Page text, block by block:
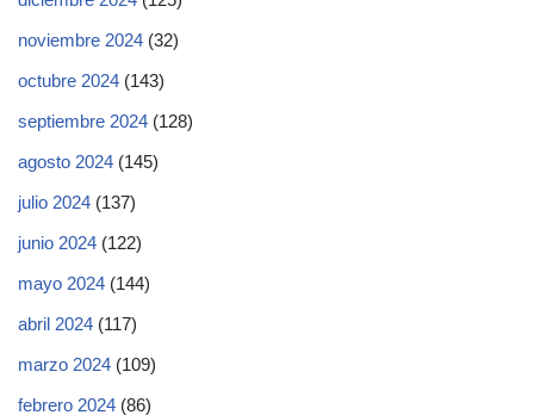
noviembre 2024 (32)
octubre 2024 (143)
septiembre 2024 (128)
agosto 2024 (145)
julio 2024 (137)
junio 2024 (122)
mayo 2024 (144)
abril 2024 (117)
marzo 2024 (109)
febrero 2024 (86)